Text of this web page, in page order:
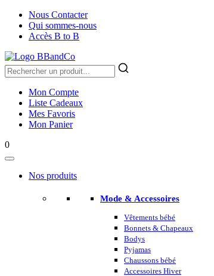
Nous Contacter
Qui sommes-nous
Accès B to B
Mon Compte
Liste Cadeaux
Mes Favoris
Mon Panier
0
Nos produits
Mode & Accessoires
Vêtements bébé
Bonnets & Chapeaux
Bodys
Pyjamas
Chaussons bébé
Accessoires Hiver